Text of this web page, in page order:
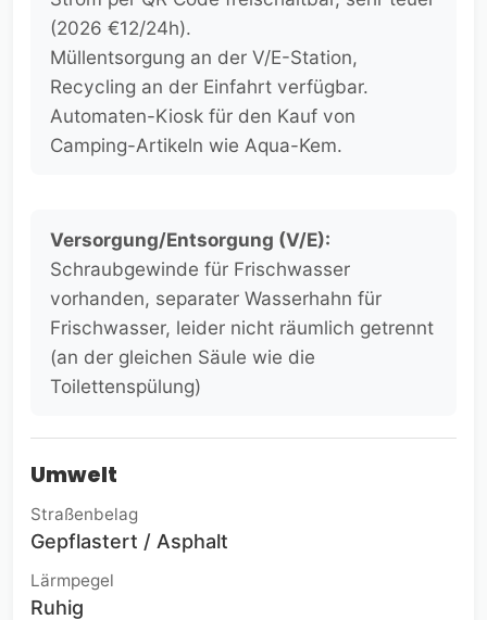
(2026 €12/24h).
Müllentsorgung an der V/E-Station,
Recycling an der Einfahrt verfügbar.
Automaten-Kiosk für den Kauf von
Camping-Artikeln wie Aqua-Kem.
Versorgung/Entsorgung (V/E):
Schraubgewinde für Frischwasser
vorhanden, separater Wasserhahn für
Frischwasser, leider nicht räumlich getrennt
(an der gleichen Säule wie die
Toilettenspülung)
Umwelt
Straßenbelag
Gepflastert / Asphalt
Lärmpegel
Ruhig